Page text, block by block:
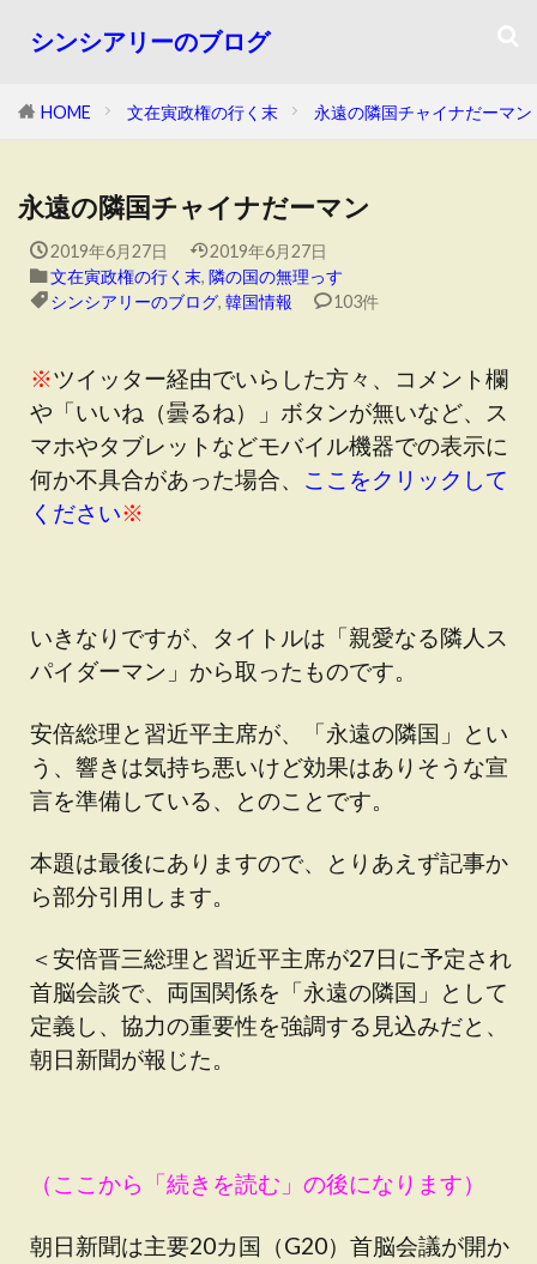
シンシアリーのブログ
HOME 文在寅政権の行く末 永遠の隣国チャイナだーマン
永遠の隣国チャイナだーマン
2019年6月27日
2019年6月27日
文在寅政権の行く末, 隣の国の無理っす
シンシアリーのブログ, 韓国情報 103件
※ツイッター経由でいらした方々、コメント欄
や「いいね（曇るね）」ボタンが無いなど、ス
マホやタブレットなどモバイル機器での表示に
何か不具合があった場合、 ここをクリックして
ください※
いきなりですが、タイトルは「親愛なる隣人ス
パイダーマン」から取ったものです。
安倍総理と習近平主席が、「永遠の隣国」とい
う、響きは気持ち悪いけど効果はありそうな宣
言を準備している、とのことです。
本題は最後にありますので、とりあえず記事か
ら部分引用します。
＜安倍晋三総理と習近平主席が27日に予定され
首脳会談で、両国関係を「永遠の隣国」として
定義し、協力の重要性を強調する見込みだと、
朝日新聞が報じた。
（ここから「続きを読む」の後になります）
朝日新聞は主要20カ国（G20）首脳会議が開か